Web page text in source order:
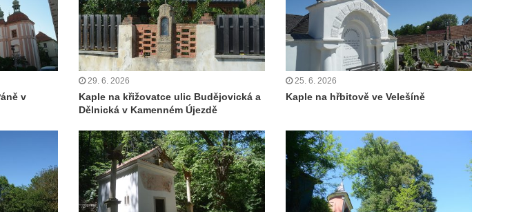
v
29. 6. 2026
Kaple na křižovatce ulic Budějovická a
Dělnická v Kamenném Újezdě
25. 6. 2026
Kaple na hřbitově ve Velešíně